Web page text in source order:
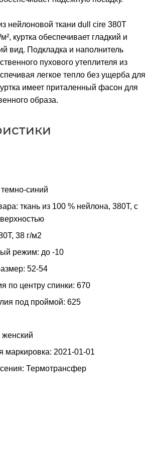
нейлоновой ткани dull cire 380T
куртка обеспечивает гладкий и
вид. Подкладка и наполнитель
пухового утеплителя из
легкое тепло без ущерба для
имеет приталенный фасон для
образа.
синий
ткань из 100 % нейлона, 380T, с
38 г/м2
режим: до -10
52-54
по центру спинки: 670
под проймой: 625
женский
маркировка: 2021-01-01
Термотрансфер